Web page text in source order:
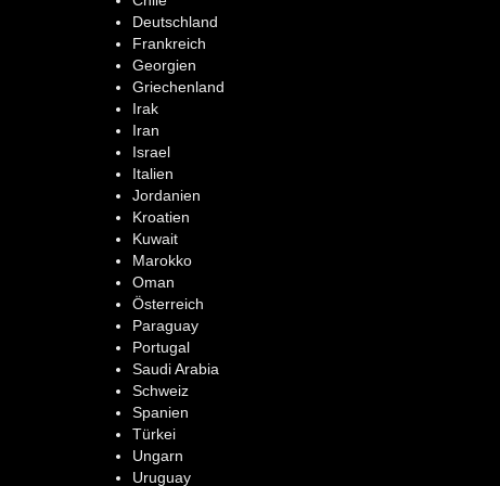
Deutschland
Frankreich
Georgien
Griechenland
Irak
Iran
Israel
Italien
Jordanien
Kroatien
Kuwait
Marokko
Oman
Österreich
Paraguay
Portugal
Saudi Arabia
Schweiz
Spanien
Türkei
Ungarn
Uruguay